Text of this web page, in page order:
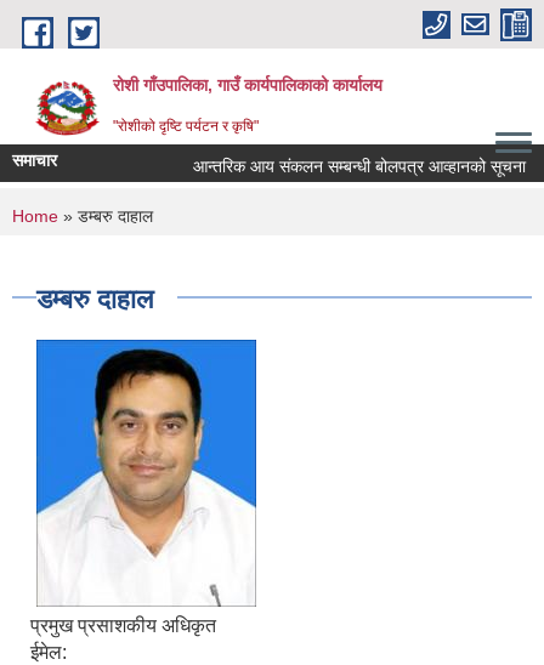
Skip to main content
रोशी गाँउपालिका, गाउँ कार्यपालिकाको कार्यालय
"रोशीको दृष्टि पर्यटन र कृषि"
समाचार आन्तरिक आय संकलन सम्बन्धी बोलपत्र आव्हानको सूचना
You are here
Home » डम्बरु दाहाल
डम्बरु दाहाल
प्रमुख प्रसाशकीय अधिकृत
ईमेल: